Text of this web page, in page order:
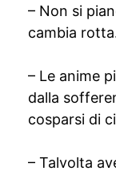
– Non si
cambia
– Le anime
dalla
cosparsi di
– Talvolta